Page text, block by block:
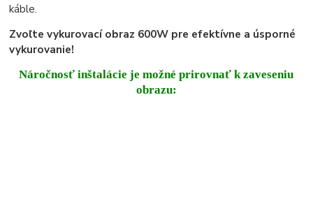
káble.
Zvoľte vykurovací obraz 600W pre efektívne a úsporné
vykurovanie!
Náročnosť inštalácie je možné prirovnať k zaveseniu
obrazu: